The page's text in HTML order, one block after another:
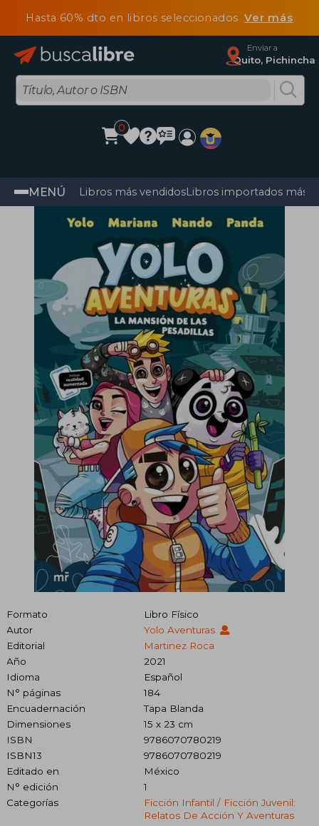
Hasta 60% dto en libros seleccionadosVer más
Enviar a
Quito, Pichincha
0
MENÚ Libros más vendidosLibros importados más
Formato
Libro Físico
Autor
Yolo Aventuras
Editorial
Martinez Roca
Año
2021
Idioma
Español
N° páginas
184
Encuadernación
Tapa Blanda
Dimensiones
15 x 23 cm
ISBN
9786070780219
ISBN13
9786070780219
Editado en
México
N° edición
1
Categorías
Ficción Infantil / Ficción Juvenil:
Relatos De Acción Y Aventuras